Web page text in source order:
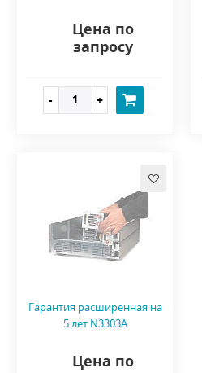
Цена по
запросу
Гарантия расширенная на
5 лет N3303A
Цена по